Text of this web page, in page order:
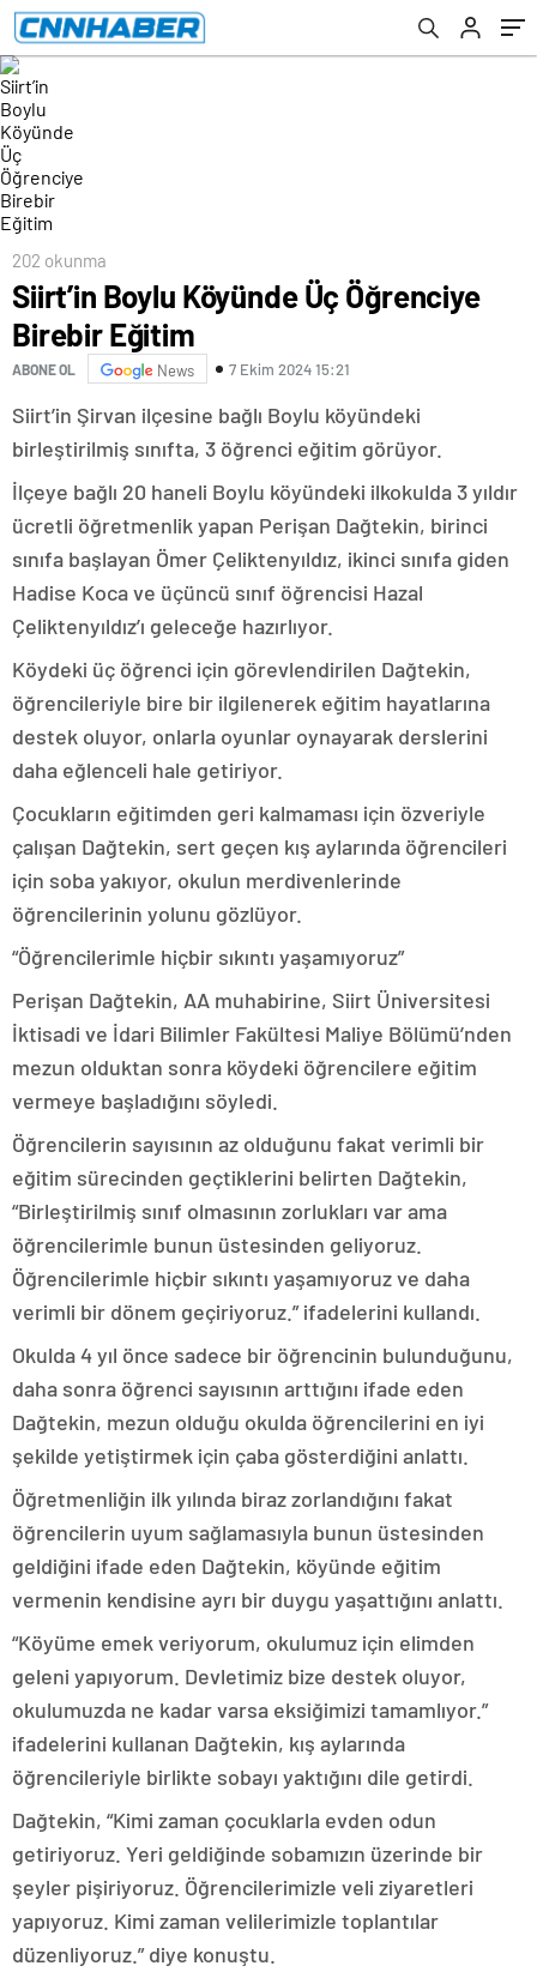
202 okunma
Siirt’in Boylu Köyünde Üç Öğrenciye
Birebir Eğitim
ABONE OL News 7 Ekim 2024 15:21
Siirt’in Şirvan ilçesine bağlı Boylu köyündeki
birleştirilmiş sınıfta, 3 öğrenci eğitim görüyor.
İlçeye bağlı 20 haneli Boylu köyündeki ilkokulda 3 yıldır
ücretli öğretmenlik yapan Perişan Dağtekin, birinci
sınıfa başlayan Ömer Çeliktenyıldız, ikinci sınıfa giden
Hadise Koca ve üçüncü sınıf öğrencisi Hazal
Çeliktenyıldız’ı geleceğe hazırlıyor.
Köydeki üç öğrenci için görevlendirilen Dağtekin,
öğrencileriyle bire bir ilgilenerek eğitim hayatlarına
destek oluyor, onlarla oyunlar oynayarak derslerini
daha eğlenceli hale getiriyor.
Çocukların eğitimden geri kalmaması için özveriyle
çalışan Dağtekin, sert geçen kış aylarında öğrencileri
için soba yakıyor, okulun merdivenlerinde
öğrencilerinin yolunu gözlüyor.
“Öğrencilerimle hiçbir sıkıntı yaşamıyoruz”
Perişan Dağtekin, AA muhabirine, Siirt Üniversitesi
İktisadi ve İdari Bilimler Fakültesi Maliye Bölümü’nden
mezun olduktan sonra köydeki öğrencilere eğitim
vermeye başladığını söyledi.
Öğrencilerin sayısının az olduğunu fakat verimli bir
eğitim sürecinden geçtiklerini belirten Dağtekin,
“Birleştirilmiş sınıf olmasının zorlukları var ama
öğrencilerimle bunun üstesinden geliyoruz.
Öğrencilerimle hiçbir sıkıntı yaşamıyoruz ve daha
verimli bir dönem geçiriyoruz.” ifadelerini kullandı.
Okulda 4 yıl önce sadece bir öğrencinin bulunduğunu,
daha sonra öğrenci sayısının arttığını ifade eden
Dağtekin, mezun olduğu okulda öğrencilerini en iyi
şekilde yetiştirmek için çaba gösterdiğini anlattı.
Öğretmenliğin ilk yılında biraz zorlandığını fakat
öğrencilerin uyum sağlamasıyla bunun üstesinden
geldiğini ifade eden Dağtekin, köyünde eğitim
vermenin kendisine ayrı bir duygu yaşattığını anlattı.
“Köyüme emek veriyorum, okulumuz için elimden
geleni yapıyorum. Devletimiz bize destek oluyor,
okulumuzda ne kadar varsa eksiğimizi tamamlıyor.”
ifadelerini kullanan Dağtekin, kış aylarında
öğrencileriyle birlikte sobayı yaktığını dile getirdi.
Dağtekin, “Kimi zaman çocuklarla evden odun
getiriyoruz. Yeri geldiğinde sobamızın üzerinde bir
şeyler pişiriyoruz. Öğrencilerimizle veli ziyaretleri
yapıyoruz. Kimi zaman velilerimizle toplantılar
düzenliyoruz.” diye konuştu.